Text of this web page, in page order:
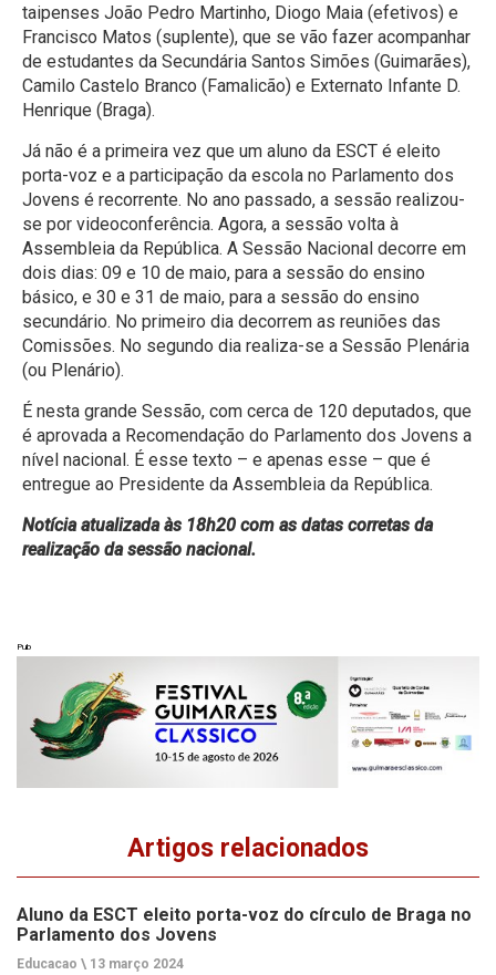
taipenses João Pedro Martinho, Diogo Maia (efetivos) e
Francisco Matos (suplente), que se vão fazer acompanhar
de estudantes da Secundária Santos Simões (Guimarães),
Camilo Castelo Branco (Famalicão) e Externato Infante D.
Henrique (Braga).
Já não é a primeira vez que um aluno da ESCT é eleito
porta-voz e a participação da escola no Parlamento dos
Jovens é recorrente. No ano passado, a sessão realizou-
se por videoconferência. Agora, a sessão volta à
Assembleia da República. A Sessão Nacional decorre em
dois dias: 09 e 10 de maio, para a sessão do ensino
básico, e 30 e 31 de maio, para a sessão do ensino
secundário. No primeiro dia decorrem as reuniões das
Comissões. No segundo dia realiza-se a Sessão Plenária
(ou Plenário).
É nesta grande Sessão, com cerca de 120 deputados, que
é aprovada a Recomendação do Parlamento dos Jovens a
nível nacional. É esse texto – e apenas esse – que é
entregue ao Presidente da Assembleia da República.
Notícia atualizada às 18h20 com as datas corretas da
realização da sessão nacional.
Pub
Artigos relacionados
Aluno da ESCT eleito porta-voz do círculo de Braga no
Parlamento dos Jovens
Educacao \ 13 março 2024